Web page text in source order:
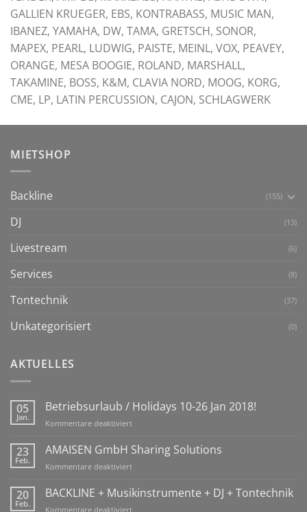
GALLIEN KRUEGER, EBS, KONTRABASS, MUSIC MAN,
IBANEZ, YAMAHA, DW, TAMA, GRETSCH, SONOR,
MAPEX, PEARL, LUDWIG, PAISTE, MEINL, VOX, PEAVEY,
ORANGE, MESA BOOGIE, ROLAND, MARSHALL,
TAKAMINE, BOSS, K&M, CLAVIA NORD, MOOG, KORG,
CME, LP, LATIN PERCUSSION, CAJON, SCHLAGWERK
MIETSHOP
Backline (155)
DJ (13)
Livestream (6)
Services (8)
Tontechnik (37)
Unkategorisiert (0)
AKTUELLES
05
Jan.
Betriebsurlaub / Holidays 10-26 Jan 2018!
Kommentare deaktiviertfür
/
Holidays
10-
Jan
23
Feb.
AMAISEN GmbH Sharing Solutions
Kommentare deaktiviertfür
GmbH
Sharing
20
Feb.
BACKLINE + Musikinstrumente + DJ + Tontechnik
Kommentare deaktiviertfür